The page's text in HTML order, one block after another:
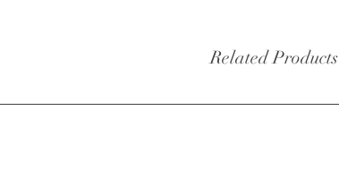
Related Products